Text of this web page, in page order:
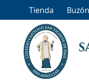
Tienda